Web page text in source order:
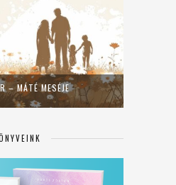
– MÁTÉ MESÉJE